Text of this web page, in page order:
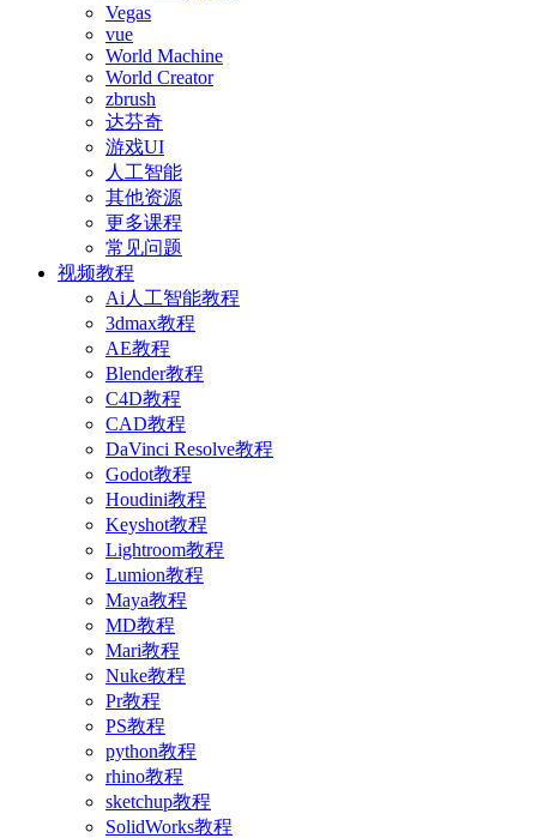
Vegas
vue
World Machine
World Creator
zbrush
达芬奇
游戏UI
人工智能
其他资源
更多课程
常见问题
视频教程
Ai人工智能教程
3dmax教程
AE教程
Blender教程
C4D教程
CAD教程
DaVinci Resolve教程
Godot教程
Houdini教程
Keyshot教程
Lightroom教程
Lumion教程
Maya教程
MD教程
Mari教程
Nuke教程
Pr教程
PS教程
python教程
rhino教程
sketchup教程
SolidWorks教程